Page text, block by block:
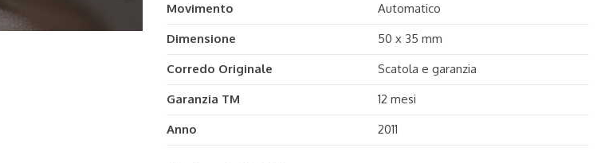
Movimento
Automatico
Dimensione
50 x 35 mm
Corredo Originale
Scatola e garanzia
Garanzia TM
12 mesi
Anno
2011